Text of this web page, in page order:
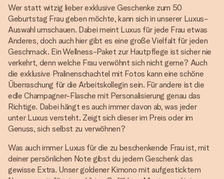
Wer statt witzig lieber exklusive Geschenke zum 50
Geburtstag Frau geben möchte, kann sich in unserer Luxus-
Auswahl umschauen. Dabei meint Luxus für jede Frau etwas
Anderes, doch auch hier gibt es eine große Vielfalt für jeden
Geschmack. Ein Wellness-Paket zur Hautpflege ist sicher nie
verkehrt, denn welche Frau verwöhnt sich nicht gerne? Auch
die exklusive Pralinenschachtel mit Fotos kann eine schöne
Überraschung für die Arbeitskollegin sein. Für andere ist die
edle Champagner-Flasche mit Personalisierung genau das
Richtige. Dabei hängt es auch immer davon ab, was jeder
unter Luxus versteht. Zeigt sich dieser im Preis oder im
Genuss, sich selbst zu verwöhnen?
Was auch immer Luxus für die zu beschenkende Frau ist, mit
deiner persönlichen Note gibst du jedem Geschenk das
gewisse Extra. Unser goldener Kimono mit aufgesticktem